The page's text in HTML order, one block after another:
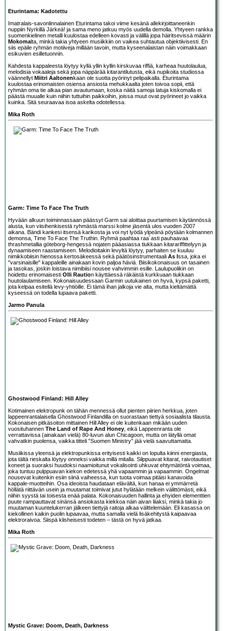
Eturintama: Kadotettu
Imatralais-savonlinnalainen Eturintama takoi viime kesänä allekirjoittaneenkin
nuppiin Nyrkillä Järkeä! ja sama meno jatkuu myös uudella demolla. Yhtyeen rankka
suomenkielinen metalli kuulostaa edelleen kovasti ja välillä jopa häiritsevissä määrin
Mokomalta, minkä takia yhtyeen musiikkiin on vaikea suhtautua objektiivisesti. En
siis epäile ryhmän motiiveja millään tavoin, mutta kyseenalaistan näin voimakkaan
esikuvien esilletuonnin.
Kahdesta kappaleesta löytyy kyllä yllin kyllin kirskuvaa riffiä, karheaa huutolaulua,
melodisia vokaaleja sekä jopa näppärää kitarantilutusta, eikä nupikoita studiossa
väännellyt Miitri Aaltonenkaan ole suotta pyörinyt pelipaikalla. Eturintama
kuulostaa erinomaisten osiensa ansiosta mehukkaalta joten toivoa sopii, että
ryhmän oma tie alkaa pian avautumaan, koska näitä samoja latuja kiskomalla ei
päästä muualle kuin niihin tuttuihin paikkoihin, joissa muut ovat pyörineet jo vaikka
kuinka. Sitä seuraavaa isoa askelta odotellessa.
Mika Roth
Garm: Time To Face The Truth
Hyvään alkuun toiminnassaan päässyt Garm sai aloittaa puurtamisen käytännössä
alusta, kun viisihenkisestä ryhmästä marssi kolme jäsentä ulos vuoden 2007
aikana. Bändi kankesi itsensä karikosta ja voi nyt lyödä ylpeänä pöytään kolmannen
demonsa, Time To Face The Truthin. Ryhmä paahtaa raa´asti pauhaavaa
thrashmetallia göteborg-hengessä nojaten pääasiassa tiukkaan kitarariffittelyyn ja
dynaamiseen raastamiseen. Melodioitakin levyltä löytyy, parhaiten se kuuluu
nimikkobiisin hienossa kertosäkeessä sekä päätösinstrumentaali As Issa, joka ei
"varsinaisille" kappaleille ainakaan kovin paljoa häviä. Biisikokonaisuus on tasainen
ja tasokas, joskin loistava nimibiisi nousee vahvimmin esille. Laulupuolikin on
hoidettu erinomaisesti Olli Raution käyttäessä räkäistä kurkkuaan tiukkaan
huutolaulamiseen. Kokonaisuudessaan Garmin uutukainen on hyvä, kypsä paketti,
jota kelpaa esitellä levy-yhtiöille. Ei tämä ihan jalkoja vie alta, mutta kieltämättä
kyseessä on todella lupaava paketti.
Jarmo Panula
Ghostwood Finland: Hill Alley
Kotimainen elektropunk on tähän mennessä ollut pienten piirien herkkua, joten
lappeenrantalaisella Ghostwood Finlandilla on suorastaan tiettyä sosiaalista tilausta.
Kokonaisen pitkäsoiton mittainen Hill Alley ei ole kuitenkaan mikään uuden
vuosituhannen The Land of Rape And Honey , eikä Lappeenranta ole
verrattavissa (ainakaan vielä) 80-luvun alun Chicagoon, mutta on lätyllä omat
vahvatkin puolensa, vaikka titteli ”Suomen Ministry” jää vielä saavuttamatta.
Musiikissa yleensä ja elektropunkissa erityisesti kaikki on lopulta kiinni energiasta,
jota tältä rieskalta löytyy onneksi vaikka millä mitalla. Silppuavat kitarat, raivotautiset
koneet ja suoraksi huudoksi naamioitunut vokalisointi uhkuvat ehtymätöntä voimaa,
joka tuntuu pulppuavan kiekon edetessä yhä vapaammin ja vapaammin. Ongelmat
nousevat kuitenkin esiin siinä vaiheessa, kun tuota voimaa pitäisi kanavoida
kappale-muotteihin. Osa ideoista haudataan elävältä, kun hanaa ei ymmärretä
höllätä riittävän usein ja muutamat toimivat jutut hylätään melkein välittömästi, eikä
niihin syystä tai toisesta enää palata. Kokonaisuuden hallinta ja ehyiden elementtien
puute rampauttavat sinänsä ansiokasta kiekkoa näin aivan liiaksi, minkä takia jo
muutaman kuuntelukerran jälkeen tiettyjä raitoja alkaa välttelemään. Eli kasassa on
kiekollinen kaikin puolin lupaavaa, mutta samalla vielä lisäkehitystä kaipaavaa
elektroraivoa. Siispä klisheisesti todeten – tästä on hyvä jatkaa.
Mika Roth
Mystic Grave: Doom, Death, Darkness